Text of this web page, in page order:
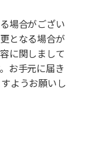
場合がござい
となる場合が
に関しまして
お手元に届き
ようお願いし